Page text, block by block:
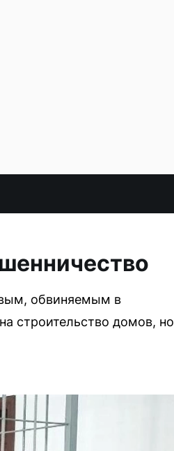
обвиняемым в
строительство домов, но